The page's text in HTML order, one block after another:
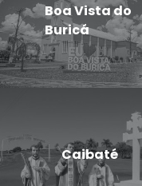
Boa Vista do
Buricá
Caibaté